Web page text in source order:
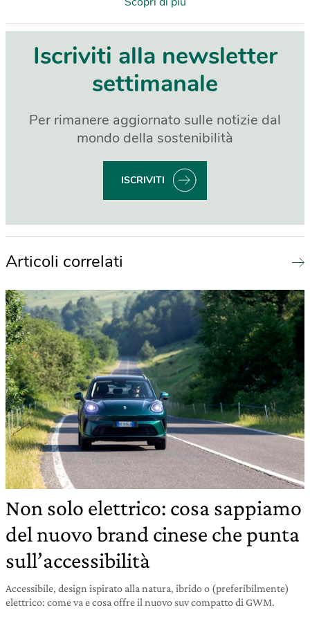
Iscriviti alla newsletter
settimanale
Per rimanere aggiornato sulle notizie dal
mondo della sostenibilità
ISCRIVITI
Articoli correlati
Non solo elettrico: cosa sappiamo
del nuovo brand cinese che punta
sull’accessibilità
Accessibile, design ispirato alla natura, ibrido o (preferibilmente)
elettrico: come va e cosa offre il nuovo suv compatto di GWM.